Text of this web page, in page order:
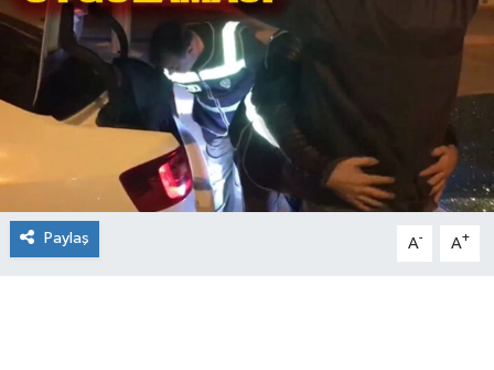
Paylaş A- A+